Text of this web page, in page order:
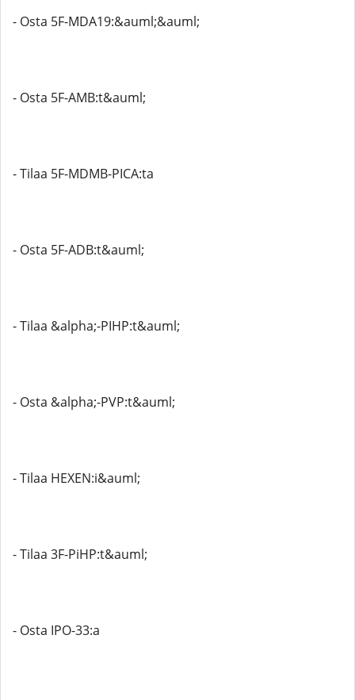
- Osta 5F-MDA19:&auml;&auml;
- Osta 5F-AMB:t&auml;
- Tilaa 5F-MDMB-PICA:ta
- Osta 5F-ADB:t&auml;
- Tilaa &alpha;-PIHP:t&auml;
- Osta &alpha;-PVP:t&auml;
- Tilaa HEXEN:i&auml;
- Tilaa 3F-PiHP:t&auml;
- Osta IPO-33:a